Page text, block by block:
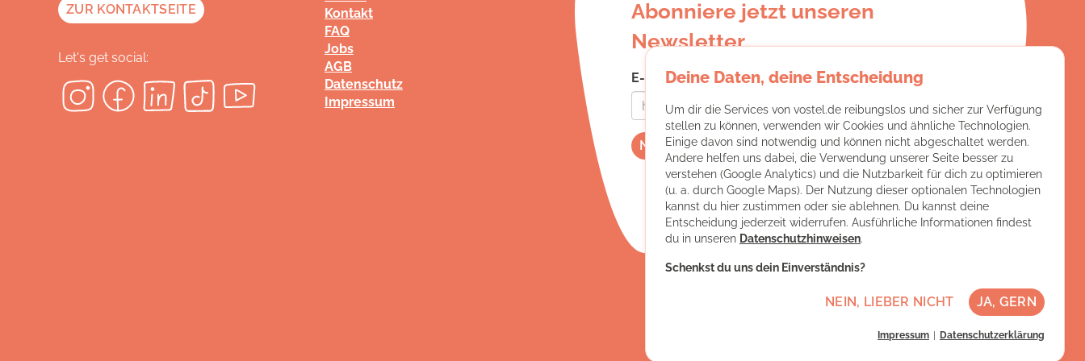
Abonniere jetzt unseren
Newsletter
E-Mail-Adresse:
Kontakt
FAQ
Jobs
AGB
Datenschutz
Impressum
ZUR KONTAKTSEITE
Let's get social:
Deine Daten, deine Entscheidung
Um dir die Services von vostel.de reibungslos und sicher zur Verfügung
stellen zu können, verwenden wir Cookies und ähnliche Technologien.
Einige davon sind notwendig und können nicht abgeschaltet werden.
Andere helfen uns dabei, die Verwendung unserer Seite besser zu
verstehen (Google Analytics) und die Nutzbarkeit für dich zu optimieren
(u. a. durch Google Maps). Der Nutzung dieser optionalen Technologien
kannst du hier zustimmen oder sie ablehnen. Du kannst deine
Entscheidung jederzeit widerrufen. Ausführliche Informationen findest
du in unseren Datenschutzhinweisen.
Schenkst du uns dein Einverständnis?
NEIN, LIEBER NICHT JA, GERN
Impressum Datenschutzerklärung